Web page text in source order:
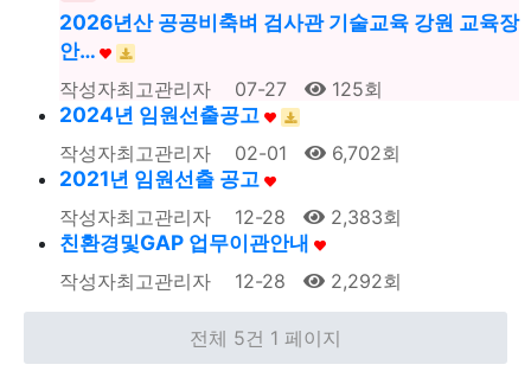
2026년산 공공비축벼 검사관 기술교육 강원 교육장
안…
작성자최고관리자 07-27 125회
2024년 임원선출공고
작성자최고관리자 02-01 6,702회
2021년 임원선출 공고
작성자최고관리자 12-28 2,383회
친환경및GAP 업무이관안내
작성자최고관리자 12-28 2,292회
전체 5건 1 페이지